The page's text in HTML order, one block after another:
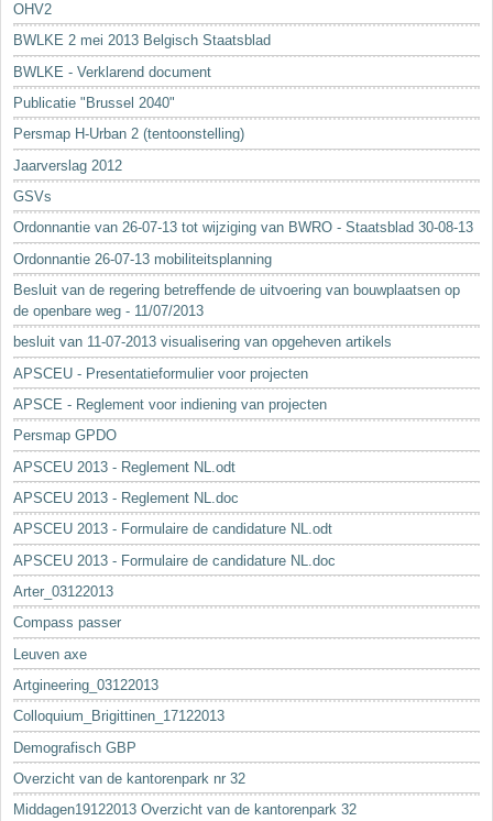
Cartografie
Studies en publicaties
Sleutelwoorden
Stedenbouwkundige inlichtingen
OHV2
BWLKE 2 mei 2013 Belgisch Staatsblad
BWLKE - Verklarend document
Publicatie "Brussel 2040"
Persmap H-Urban 2 (tentoonstelling)
Jaarverslag 2012
GSVs
Ordonnantie van 26-07-13 tot wijziging van BWRO - Staatsblad 30-08-13
Ordonnantie 26-07-13 mobiliteitsplanning
Besluit van de regering betreffende de uitvoering van bouwplaatsen op
de openbare weg - 11/07/2013
besluit van 11-07-2013 visualisering van opgeheven artikels
APSCEU - Presentatieformulier voor projecten
APSCE - Reglement voor indiening van projecten
Persmap GPDO
APSCEU 2013 - Reglement NL.odt
APSCEU 2013 - Reglement NL.doc
APSCEU 2013 - Formulaire de candidature NL.odt
APSCEU 2013 - Formulaire de candidature NL.doc
Arter_03122013
Compass passer
Leuven axe
Artgineering_03122013
Colloquium_Brigittinen_17122013
Demografisch GBP
Overzicht van de kantorenpark nr 32
Middagen19122013 Overzicht van de kantorenpark 32